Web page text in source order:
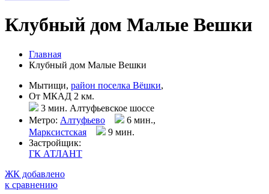
Клубный дом Малые Вешки
Главная
Клубный дом Малые Вешки
Мытищи, район поселка Вёшки,
От МКАД 2 км.
3 мин. Алтуфьевское шоссе
Метро: Алтуфьево
6 мин.,
Марксистская
9 мин.
Застройщик:
ГК АТЛАНТ
ЖК добавлено
к сравнению